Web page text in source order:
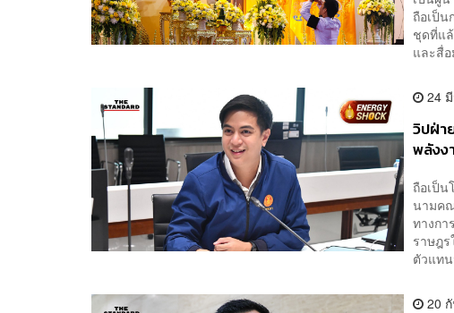
ถือเป็
ชุดที่แ
และสื่
24
วิปฝ่า
พลังง
ถือเป็น
นามคณ
ทางก
ราษฎ
ตัวแท
20